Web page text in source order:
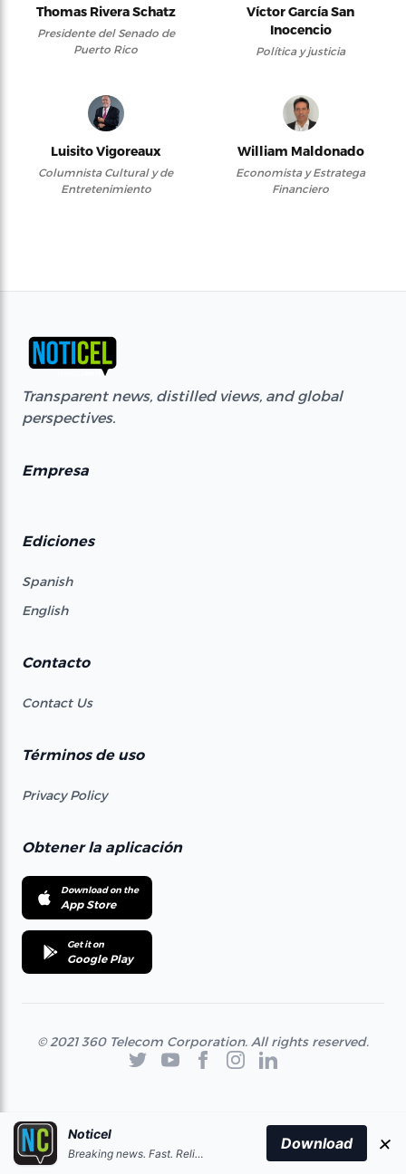
Thomas Rivera Schatz
Presidente del Senado de
Puerto Rico
Víctor García San
Inocencio
Política y justicia
Luisito Vigoreaux
Columnista Cultural y de
Entretenimiento
William Maldonado
Economista y Estratega
Financiero
Transparent news, distilled views, and global
perspectives.
Empresa
Ediciones
Spanish
English
Contacto
Contact Us
Términos de uso
Privacy Policy
Obtener la aplicación
Download on the
App Store
Get it on
Google Play
© 2021 360 Telecom Corporation. All rights reserved.
Noticel
Breaking news. Fast. Reliable.
Download ×